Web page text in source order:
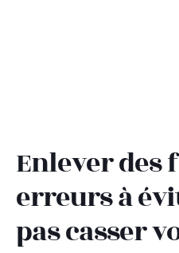
Enlever des
erreurs à
pas casser